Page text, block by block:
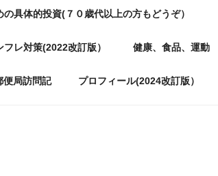
具体的投資(７０歳代以上の方もどうぞ）
レ対策(2022改訂版） 健康、食品、運動
便局訪問記 プロフィール(2024改訂版）